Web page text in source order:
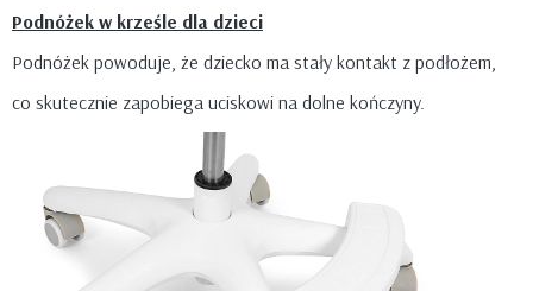
Podnóżek w krześle dla dzieci
Podnóżek powoduje, że dziecko ma stały kontakt z podłożem,
co skutecznie zapobiega uciskowi na dolne kończyny.